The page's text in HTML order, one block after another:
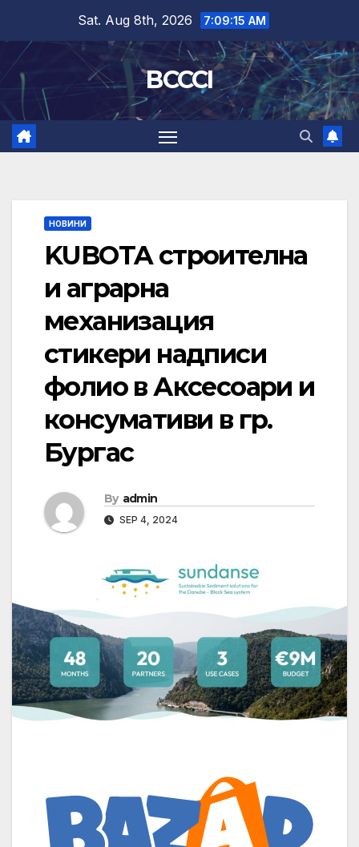
content
Sat. Aug 8th, 2026 7:09:15 AM
BCCCI
НОВИНИ
KUBOTA строителна
и аграрна
механизация
стикери надписи
фолио в Аксесоари и
консумативи в гр.
Бургас
By admin
SEP 4, 2024